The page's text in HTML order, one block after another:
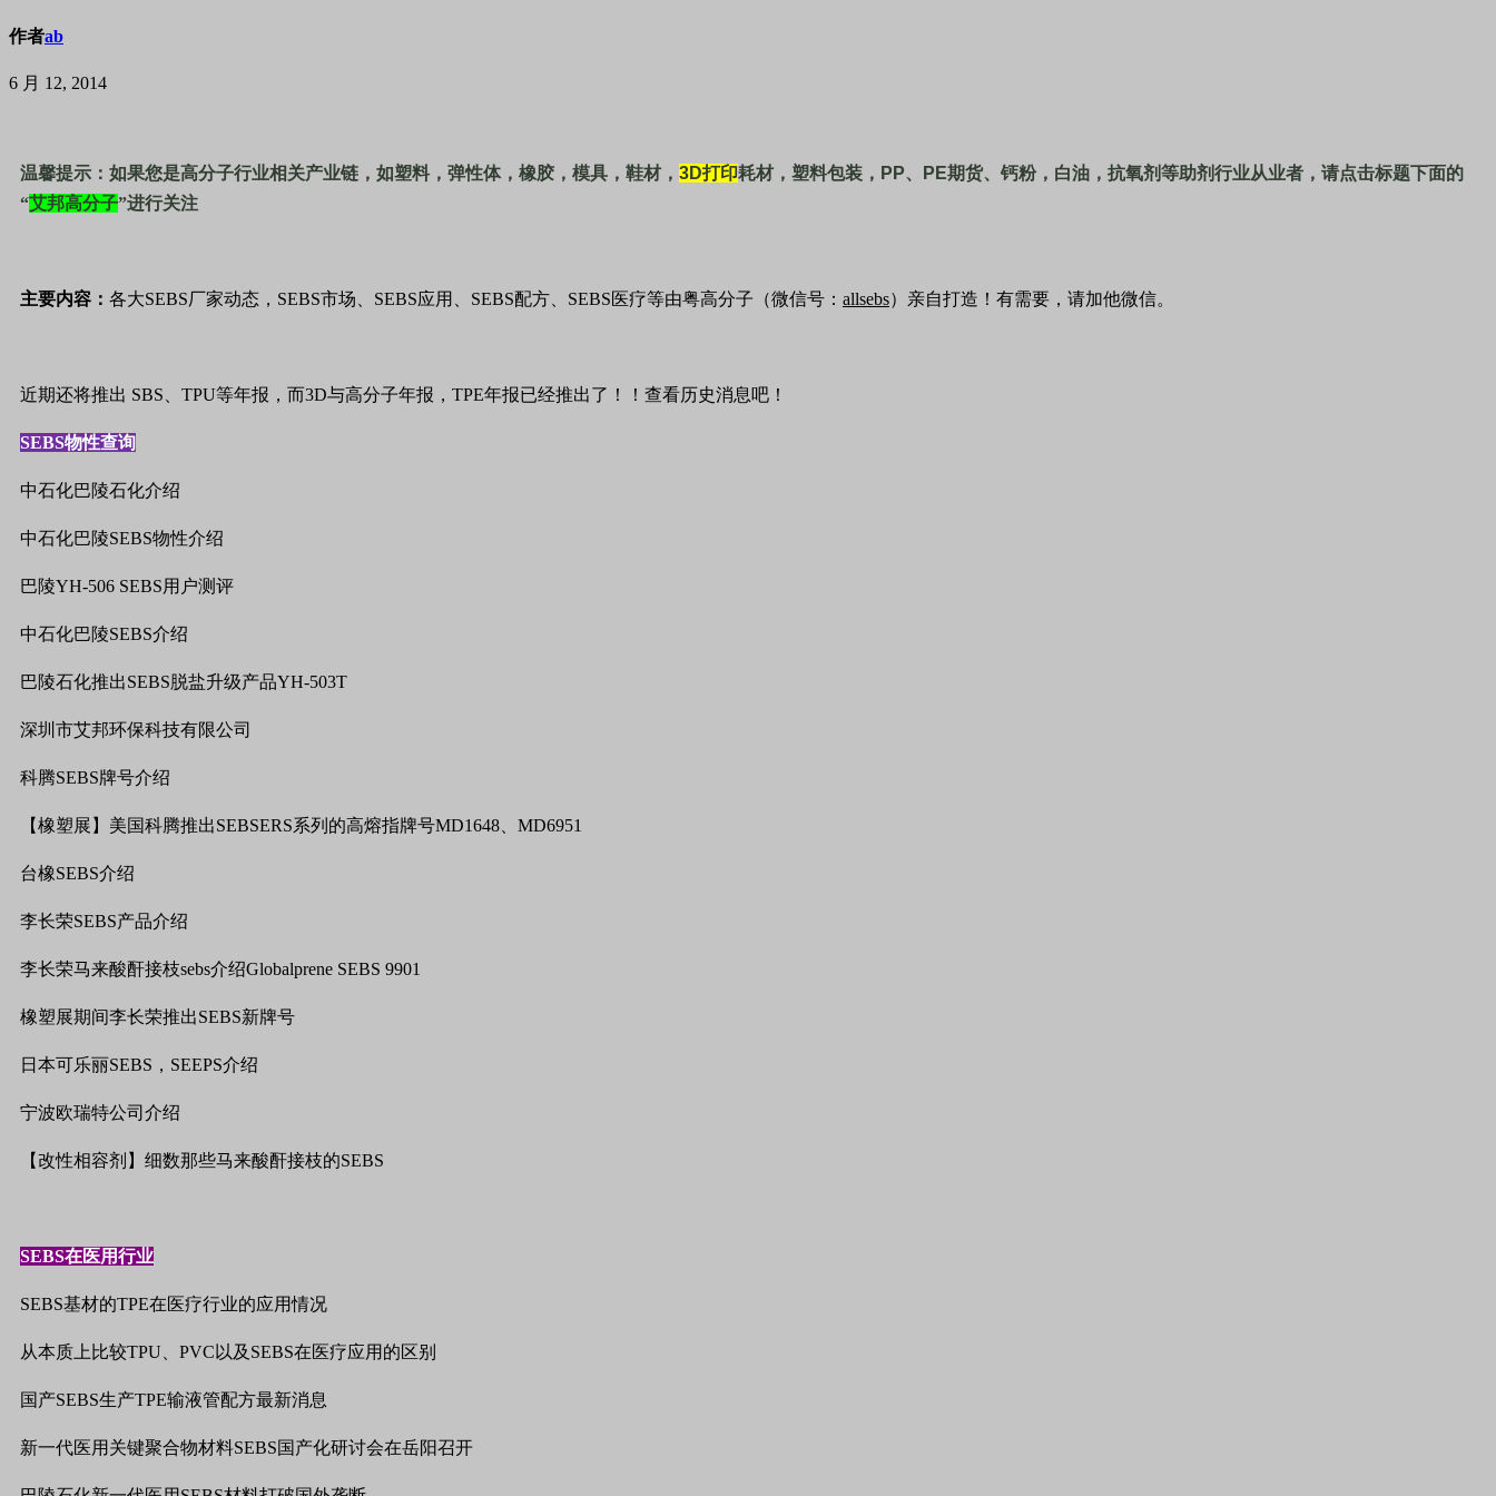
作者ab
6 月 12, 2014
温馨提示：如果您是高分子行业相关产业链，如塑料，弹性体，橡胶，模具，鞋材， 3D打印耗材，塑料包装， PP、 PE期货、钙粉，白油，抗氧剂等助剂行业从业者，请点击标题下面的
“艾邦高分子”进行关注
主要内容： 各大SEBS厂家动态，SEBS市场、SEBS应用、SEBS配方、SEBS医疗等由粤高分子（微信号： allsebs）亲自打造！有需要，请加他微信。
近期还将推出 SBS、TPU等年报，而3D与高分子年报，TPE年报已经推出了！！查看历史消息吧！
SEBS物性查询
中石化巴陵石化介绍
中石化巴陵SEBS物性介绍
巴陵YH-506 SEBS用户测评
中石化巴陵SEBS介绍
巴陵石化推出SEBS脱盐升级产品YH-503T
深圳市艾邦环保科技有限公司
科腾SEBS牌号介绍
【橡塑展】美国科腾推出SEBSERS系列的高熔指牌号MD1648 MD6951
台橡SEBS介绍
李长荣SEBS产品介绍
李长荣马来酸酐接枝sebs介绍Globalprene SEBS 9901
橡塑展期间李长荣推出SEBS新牌号
日本可乐丽SEBS ， SEEPS介绍
宁波欧瑞特公司介绍
【改性相容剂】细数那些马来酸酐接枝的SEBS
SEBS在医用行业
SEBS基材的TPE在医疗行业的应用情况
从本质上比较TPU PVC 以及 SEBS在医疗应用的区别
国产SEBS生产TPE输液管配方最新消息
新一代医用关键聚合物材料SEBS国产化研讨会在岳阳召开